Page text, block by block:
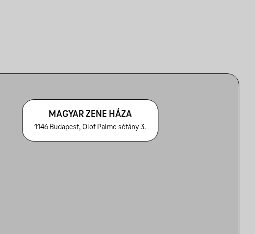
MAGYAR ZENE HÁZA
1146 Budapest, Olof Palme sétány 3.